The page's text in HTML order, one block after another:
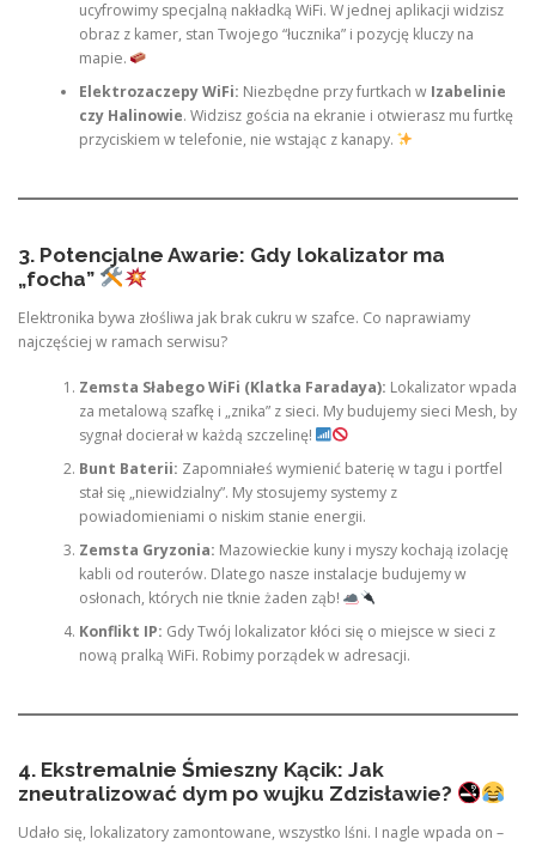
ucyfrowimy specjalną nakładką WiFi. W jednej aplikacji widzisz
obraz z kamer, stan Twojego “łucznika” i pozycję kluczy na
mapie.
Elektrozaczepy WiFi: Niezbędne przy furtkach w Izabelinie
czy Halinowie. Widzisz gościa na ekranie i otwierasz mu furtkę
przyciskiem w telefonie, nie wstając z kanapy.
3. Potencjalne Awarie: Gdy lokalizator ma
„focha”
Elektronika bywa złośliwa jak brak cukru w szafce. Co naprawiamy
najczęściej w ramach serwisu?
Zemsta Słabego WiFi (Klatka Faradaya): Lokalizator wpada
za metalową szafkę i „znika” z sieci. My budujemy sieci Mesh, by
sygnał docierał w każdą szczelinę!
Bunt Baterii: Zapomniałeś wymienić baterię w tagu i portfel
stał się „niewidzialny”. My stosujemy systemy z
powiadomieniami o niskim stanie energii.
Zemsta Gryzonia: Mazowieckie kuny i myszy kochają izolację
kabli od routerów. Dlatego nasze instalacje budujemy w
osłonach, których nie tknie żaden ząb!
Konflikt IP: Gdy Twój lokalizator kłóci się o miejsce w sieci z
nową pralką WiFi. Robimy porządek w adresacji.
4. Ekstremalnie Śmieszny Kącik: Jak
zneutralizować dym po wujku Zdzisławie?
Udało się, lokalizatory zamontowane, wszystko lśni. I nagle wpada on –